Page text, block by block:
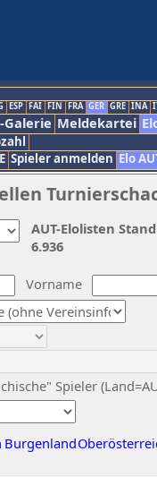
ESP FAI FIN FRA GER GRE INA
Galerie Meldekartei
Spieler anmelden Elo
Vorname
Spieler
Burgenland
AUT-Elolisten
6.936